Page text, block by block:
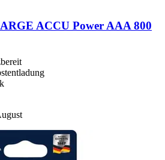
ACCU Power AAA 800